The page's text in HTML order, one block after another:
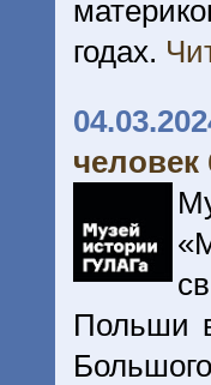
годах.
Польши